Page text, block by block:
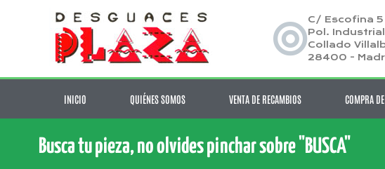
C/ Escofina 5
Pol.
Collado
28400 -
INICIO QUIÉNES SOMOS VENTA DE RECAMBIOS COMPRA
Busca tu pieza, no olvides pinchar sobre "BUSCA"